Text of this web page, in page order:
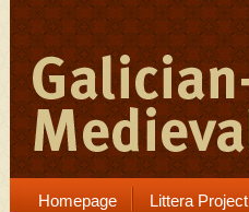
Homepage Littera Project